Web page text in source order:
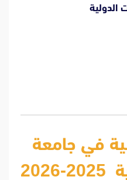
الدولية
في جامعة